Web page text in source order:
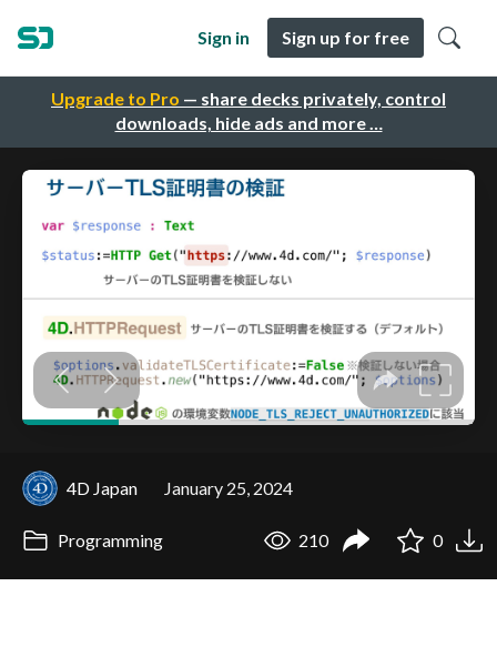
Upgrade to Pro — share decks privately, control
downloads, hide ads and more …
Sign in Sign up for free
4D Japan January 25, 2024
Programming 210 0